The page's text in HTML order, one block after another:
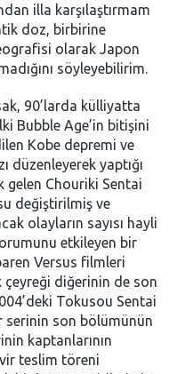
illa karşılaştırmam
doz, birbirine
olarak Japon
söyleyebilirim.
90’larda külliyatta
Bubble Age’in bitişini
Kobe depremi ve
düzenleyerek yaptığı
gelen Chouriki Sentai
değiştirilmiş ve
olayların sayısı hayli
etkileyen bir
Versus filmleri
diğerinin de son
Tokusou Sentai
serinin son bölümünün
kaptanlarının
teslim töreni